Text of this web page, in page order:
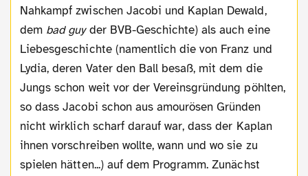
Nahkampf zwischen Jacobi und Kaplan Dewald,
dem bad guyder BVB-Geschichte) als auch eine
Liebesgeschichte (namentlich die von Franz und
Lydia, deren Vater den Ball besaß, mit dem die
Jungs schon weit vor der Vereinsgründung pöhlten,
so dass Jacobi schon aus amourösen Gründen
nicht wirklich scharf darauf war, dass der Kaplan
ihnen vorschreiben wollte, wann und wo sie zu
spielen hätten...) auf dem Programm. Zunächst